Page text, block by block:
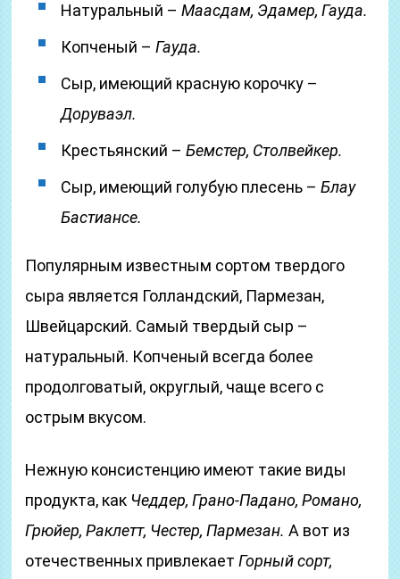
Натуральный –Маасдам, Эдамер, Гауда.
Копченый –Гауда.
Сыр, имеющий красную корочку –
Доруваэл.
Крестьянский –Бемстер, Столвейкер.
Сыр, имеющий голубую плесень –Блау
Бастиансе.
Популярным известным сортом твердого
сыра является Голландский, Пармезан,
Швейцарский. Самый твердый сыр –
натуральный. Копченый всегда более
продолговатый, округлый, чаще всего с
острым вкусом.
Нежную консистенцию имеют такие виды
продукта, как Чеддер, Грано-Падано, Романо,
Грюйер, Раклетт, Честер, Пармезан. А вот из
отечественных привлекаетГорный сорт,